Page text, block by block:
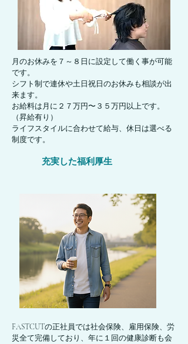
月のお休みを７～８日に設定して働く事が可能
です。
シフト制で連休や土日祝日のお休みも相談が出
来ます。
お給料は月に２７万円〜３５万円以上です。
（昇給有り）
ライフスタイルに合わせて給与、休日は選べる
制度です。
充実した福利厚生
FASTCUTの正社員では社会保険、雇用保険、労
災全て完備しており、年に１回の健康診断も会